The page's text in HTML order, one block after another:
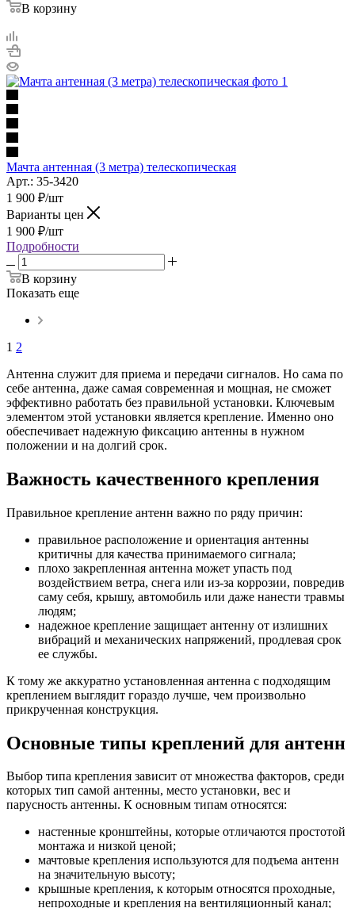
В корзину
Мачта антенная (3 метра) телескопическая
Арт.: 35-3420
1 900 ₽/шт
Варианты цен
1 900 ₽/шт
Подробности
В корзину
Показать еще
1 2
Антенна служит для приема и передачи сигналов. Но сама по
себе антенна, даже самая современная и мощная, не сможет
эффективно работать без правильной установки. Ключевым
элементом этой установки является крепление. Именно оно
обеспечивает надежную фиксацию антенны в нужном
положении и на долгий срок.
Важность качественного крепления
Правильное крепление антенн важно по ряду причин:
правильное расположение и ориентация антенны
критичны для качества принимаемого сигнала;
плохо закрепленная антенна может упасть под
воздействием ветра, снега или из-за коррозии, повредив
саму себя, крышу, автомобиль или даже нанести травмы
людям;
надежное крепление защищает антенну от излишних
вибраций и механических напряжений, продлевая срок
ее службы.
К тому же аккуратно установленная антенна с подходящим
креплением выглядит гораздо лучше, чем произвольно
прикрученная конструкция.
Основные типы креплений для антенн
Выбор типа крепления зависит от множества факторов, среди
которых тип самой антенны, место установки, вес и
парусность антенны. К основным типам относятся:
настенные кронштейны, которые отличаются простотой
монтажа и низкой ценой;
мачтовые крепления используются для подъема антенн
на значительную высоту;
крышные крепления, к которым относятся проходные,
непроходные и крепления на вентиляционный канал;